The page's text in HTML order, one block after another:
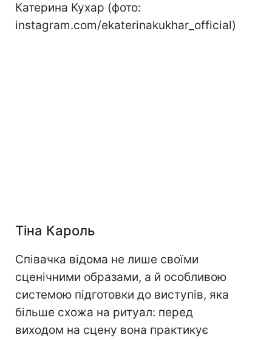
Катерина Кухар (фото:
instagram.com/ekaterinakukhar_official)
Тіна Кароль
Співачка відома не лише своїми
сценічними образами, а й особливою
системою підготовки до виступів, яка
більше схожа на ритуал: перед
виходом на сцену вона практикує